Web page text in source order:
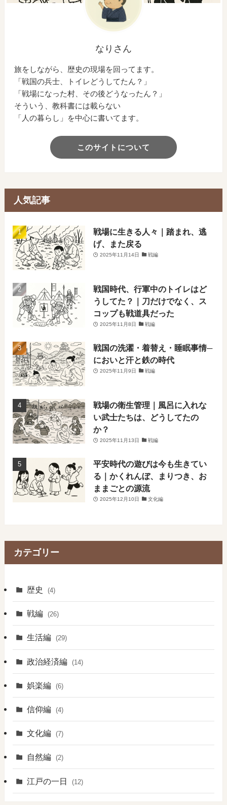
なりさん
旅をしながら、歴史の現場を回ってます。
「戦国の兵士、トイレどうしてたん？」
「戦場になった村、その後どうなったん？」
そういう、教科書には載らない
「人の暮らし」を中心に書いてます。
このサイトについて
人気記事
戦場に生きる人々｜踏まれ、逃
げ、また戻る
2025年11月14日 戦編
戦国時代、行軍中のトイレはど
うしてた？｜刀だけでなく、ス
コップも戦道具だった
2025年11月8日 戦編
戦国の洗濯・着替え・睡眠事情─
においと汗と鉄の時代
2025年11月9日 戦編
戦場の衛生管理｜風呂に入れな
い武士たちは、どうしてたの
か？
2025年11月13日 戦編
平安時代の遊びは今も生きてい
る｜かくれんぼ、まりつき、お
ままごとの源流
2025年12月10日 文化編
カテゴリー
歴史 (4)
戦編 (26)
生活編 (29)
政治経済編 (14)
娯楽編 (6)
信仰編 (4)
文化編 (7)
自然編 (2)
江戸の一日 (12)